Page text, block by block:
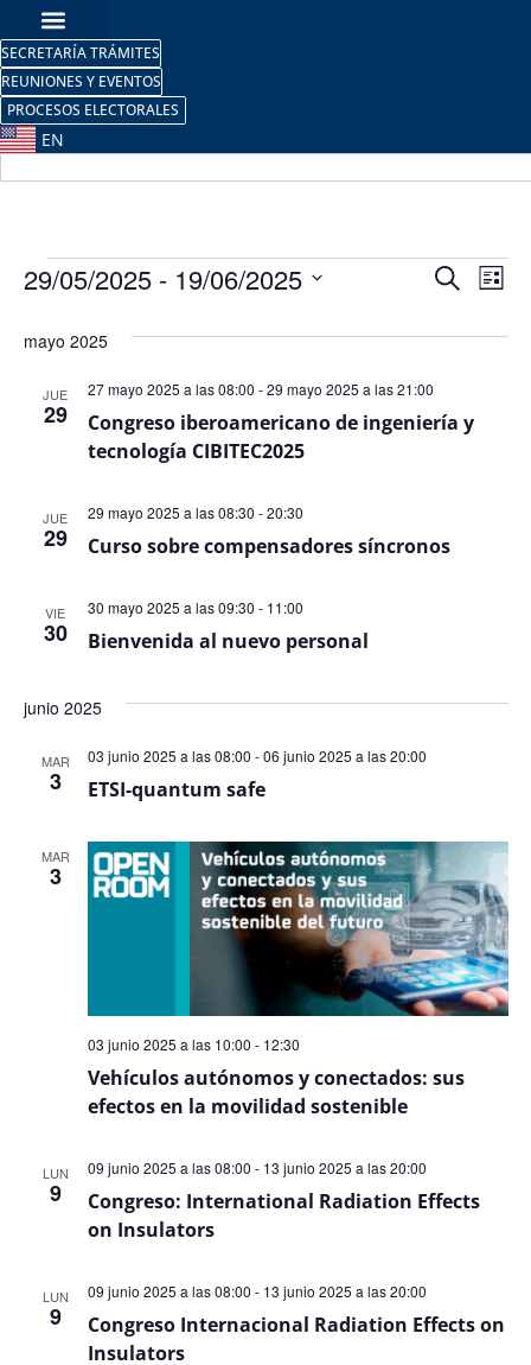
SECRETARÍA TRÁMITES
REUNIONES Y EVENTOS
PROCESOS ELECTORALES
EN
de
y
BuscarLista
29/05/2025 - 19/06/2025
fecha.
mayo 2025
JUE
29
Congreso iberoamericano de ingeniería y
tecnología CIBITEC2025
27 mayo 2025 a las 08:00 -29 mayo 2025 a las 21:00
JUE
29 Curso sobre compensadores síncronos
29 mayo 2025 a las 08:30 -20:30
VIE
30 Bienvenida al nuevo personal
30 mayo 2025 a las 09:30 - 11:00
junio 2025
MAR
3 ETSI-quantum safe
03 junio 2025 a las 08:00 -06 junio 2025 a las 20:00
MAR
3
Vehículos autónomos y conectados: sus
efectos en la movilidad sostenible
03 junio 2025 a las 10:00 - 12:30
LUN
9
Congreso: International Radiation Effects
on Insulators
09 junio 2025 a las 08:00 - 13 junio 2025 a las 20:00
LUN
9
Congreso Internacional Radiation Effects on
Insulators
09 junio 2025 a las 08:00 - 13 junio 2025 a las 20:00